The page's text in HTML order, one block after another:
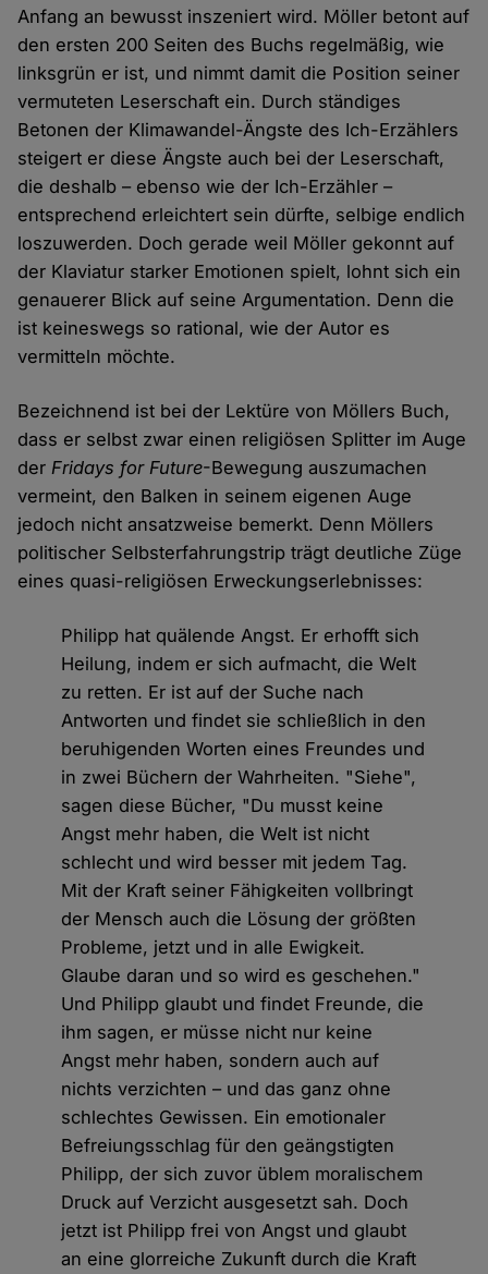
Anfang an bewusst inszeniert wird. Möller betont auf
den ersten 200 Seiten des Buchs regelmäßig, wie
linksgrün er ist, und nimmt damit die Position seiner
vermuteten Leserschaft ein. Durch ständiges
Betonen der Klimawandel-Ängste des Ich-Erzählers
steigert er diese Ängste auch bei der Leserschaft,
die deshalb – ebenso wie der Ich-Erzähler –
entsprechend erleichtert sein dürfte, selbige endlich
loszuwerden. Doch gerade weil Möller gekonnt auf
der Klaviatur starker Emotionen spielt, lohnt sich ein
genauerer Blick auf seine Argumentation. Denn die
ist keineswegs so rational, wie der Autor es
vermitteln möchte.
Bezeichnend ist bei der Lektüre von Möllers Buch,
dass er selbst zwar einen religiösen Splitter im Auge
der Fridays for Future-Bewegung auszumachen
vermeint, den Balken in seinem eigenen Auge
jedoch nicht ansatzweise bemerkt. Denn Möllers
politischer Selbsterfahrungstrip trägt deutliche Züge
eines quasi-religiösen Erweckungserlebnisses:
Philipp hat quälende Angst. Er erhofft sich
Heilung, indem er sich aufmacht, die Welt
zu retten. Er ist auf der Suche nach
Antworten und findet sie schließlich in den
beruhigenden Worten eines Freundes und
in zwei Büchern der Wahrheiten. "Siehe",
sagen diese Bücher, "Du musst keine
Angst mehr haben, die Welt ist nicht
schlecht und wird besser mit jedem Tag.
Mit der Kraft seiner Fähigkeiten vollbringt
der Mensch auch die Lösung der größten
Probleme, jetzt und in alle Ewigkeit.
Glaube daran und so wird es geschehen."
Und Philipp glaubt und findet Freunde, die
ihm sagen, er müsse nicht nur keine
Angst mehr haben, sondern auch auf
nichts verzichten – und das ganz ohne
schlechtes Gewissen. Ein emotionaler
Befreiungsschlag für den geängstigten
Philipp, der sich zuvor üblem moralischem
Druck auf Verzicht ausgesetzt sah. Doch
jetzt ist Philipp frei von Angst und glaubt
an eine glorreiche Zukunft durch die Kraft